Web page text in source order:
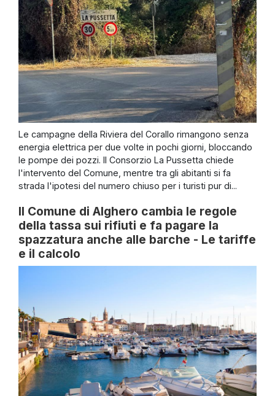
Le campagne della Riviera del Corallo rimangono senza
energia elettrica per due volte in pochi giorni, bloccando
le pompe dei pozzi. Il Consorzio La Pussetta chiede
l'intervento del Comune, mentre tra gli abitanti si fa
strada l'ipotesi del numero chiuso per i turisti pur di...
Il Comune di Alghero cambia le regole
della tassa sui rifiuti e fa pagare la
spazzatura anche alle barche - Le tariffe
e il calcolo